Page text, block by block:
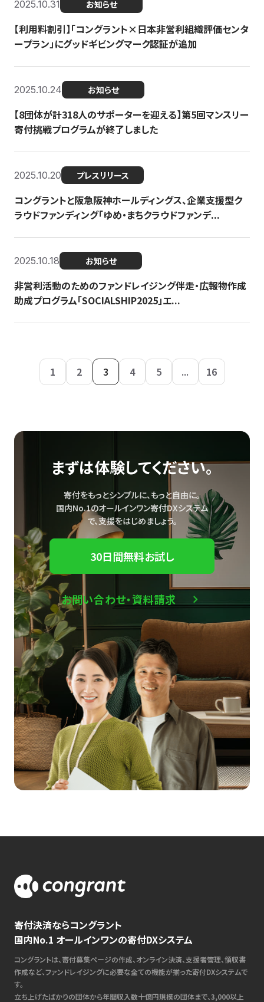
2025.10.31 お知らせ
【利用料割引】「コングラント×日本非営利組織評価センタ
ープラン」にグッドギビングマーク認証が追加
2025.10.24 お知らせ
【8団体が計318人のサポーターを迎える】​​第5回マンスリー
寄付挑戦プログラムが終了しました
2025.10.20 プレスリリース
コングラントと阪急阪神ホールディングス、企業支援型ク
ラウドファンディング「ゆめ・まちクラウドファンデ...
2025.10.18 お知らせ
非営利活動のためのファンドレイジング伴走・広報物作成
助成プログラム「SOCIALSHIP2025」エ...
1 2 3 4 5 ... 16
まずは体験してください。
寄付をもっとシンプルに、もっと自由に。
国内No.1のオールインワン寄付DXシステム
で、支援をはじめましょう。
30日間無料お試し
お問い合わせ・資料請求
寄付決済ならコングラント
国内No.1 オールインワンの寄付DXシステム
コングラントは、寄付募集ページの作成、オンライン決済、支援者管理、領収書
作成など、ファンドレイジングに必要な全ての機能が揃った寄付DXシステムで
す。
立ち上げたばかりの団体から年間収入数十億円規模の団体まで、3,000以上